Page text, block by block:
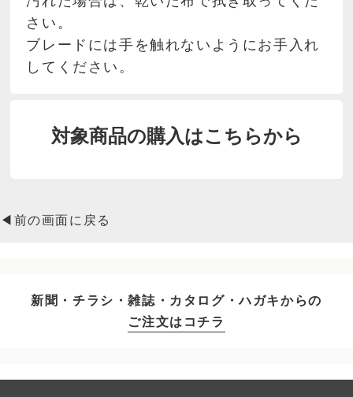
さい。
ブレードには手を触れないようにお手入れ
してください。
対象商品の購入はこちらから
◀前の画面に戻る
新聞・チラシ・雑誌・カタログ・ハガキからの
ご注文はコチラ